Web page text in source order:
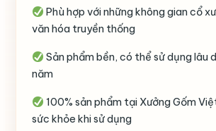
Phù hợp với những không gian cổ
văn hóa truyền thống
Sản phẩm bền, có thể sử dụng lâu
năm
100% sản phẩm tại Xưởng Gốm
sức khỏe khi sử dụng